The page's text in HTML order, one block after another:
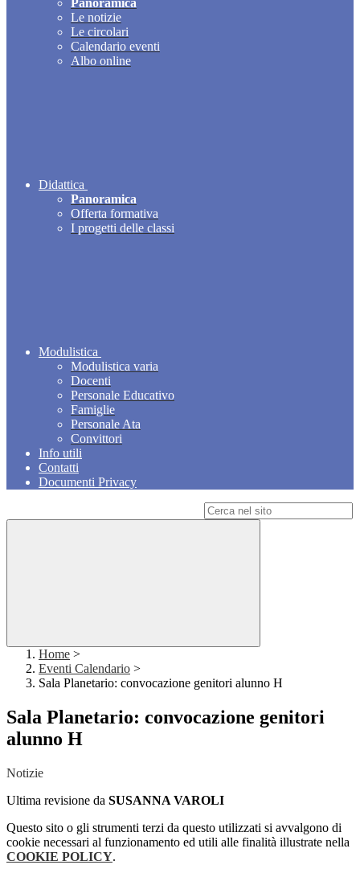
Panoramica
Le notizie
Le circolari
Calendario eventi
Albo online
Didattica
Panoramica
Offerta formativa
I progetti delle classi
Modulistica
Modulistica varia
Docenti
Personale Educativo
Famiglie
Personale Ata
Convittori
Info utili
Contatti
Documenti Privacy
Home >
Eventi Calendario >
Sala Planetario: convocazione genitori alunno H
Sala Planetario: convocazione genitori
alunno H
Notizie
Ultima revisione da SUSANNA VAROLI
Questo sito o gli strumenti terzi da questo utilizzati si avvalgono di
cookie necessari al funzionamento ed utili alle finalità illustrate nella
COOKIE POLICY.